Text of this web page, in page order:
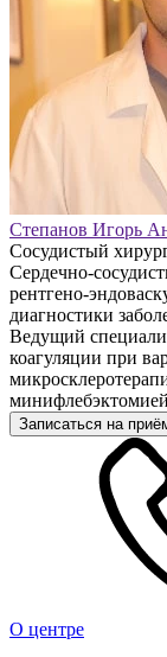
Степанов Игорь
Сосудистый
Сердечно-
рентгено-
диагностики
Ведущий
коагуляции при
Записаться на
О центре